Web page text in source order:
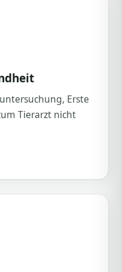
Erste
Tierarzt nicht